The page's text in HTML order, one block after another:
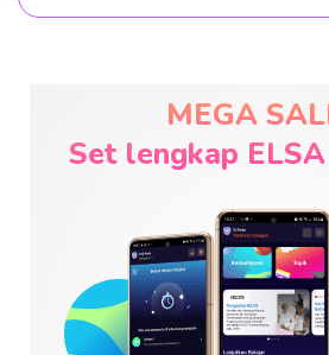
MEGA
Set lengkap